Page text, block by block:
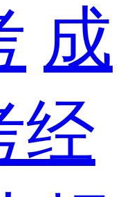
成
经